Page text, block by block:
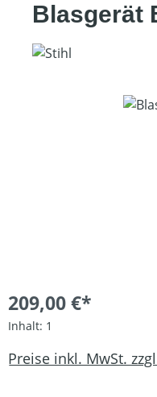
Blasgerät
Bildergalerie
209,00 €*
Inhalt: 1
Preise inkl. MwSt.